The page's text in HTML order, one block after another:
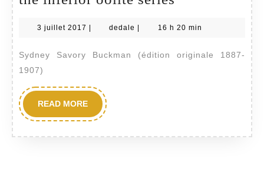
the
Ammonites
series
3 juillet 2017 3
dedale dedale16 h 20 min
Sydney Savory Buckman (édition originale 1887-
1907)
READ MOREREAD
MORE